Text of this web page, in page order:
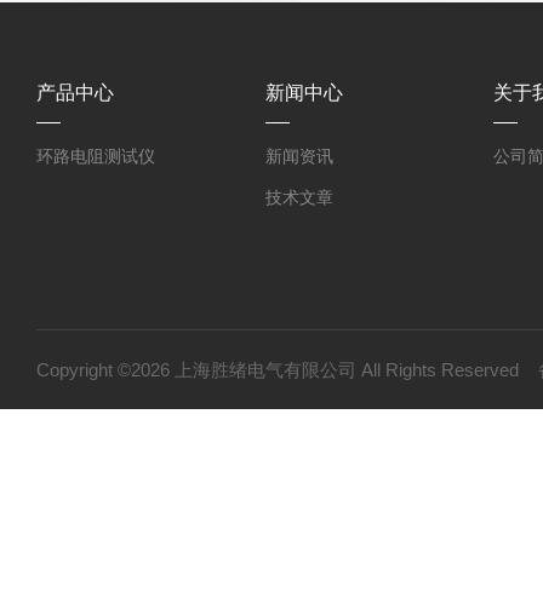
产品中心
环路电阻测试仪
新闻中心
新闻资讯
技术文章
关于
公司
Copyright ©2026 上海胜绪电气有限公司 All Rights Reserved